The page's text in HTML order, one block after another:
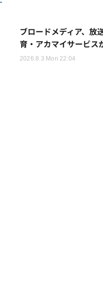
ブロードメディア、放
育・アカマイサービス
2026.8.3 Mon 22:04